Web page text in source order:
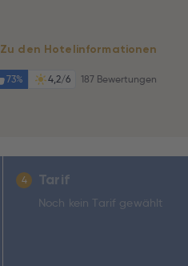
Zu den Hotelinformationen
73% 4,2/6 187 Bewertungen
4 Tarif
Noch kein Tarif gewählt